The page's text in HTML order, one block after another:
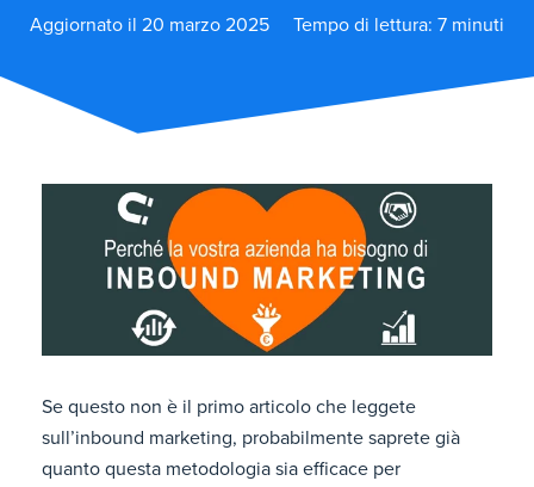
Aggiornato il 20 marzo 2025 Tempo di lettura: 7 minuti
Se questo non è il primo articolo che leggete
sull’inbound marketing, probabilmente saprete già
quanto questa metodologia sia efficace per